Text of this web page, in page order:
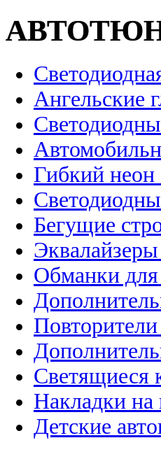
Ангельские
Гибкий
Бегущие
Обманки для
Повторители
Светящиеся
Накладки на
Детские